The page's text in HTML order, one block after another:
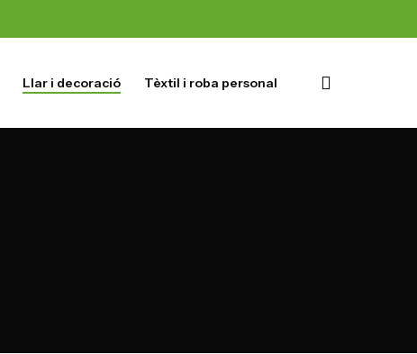
Llar i decoració Tèxtil i roba personal